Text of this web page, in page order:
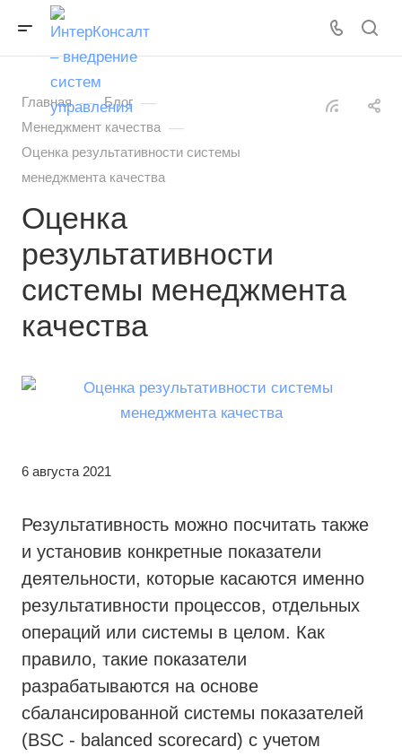
Главная — Блог —
Менеджмент качества —
Оценка результативности системы
менеджмента качества
Оценка
результативности
системы менеджмента
качества
6 августа 2021
Результативность можно посчитать также
и установив конкретные показатели
деятельности, которые касаются именно
результативности процессов, отдельных
операций или системы в целом. Как
правило, такие показатели
разрабатываются на основе
сбалансированной системы показателей
(BSC - balanced scorecard) с учетом